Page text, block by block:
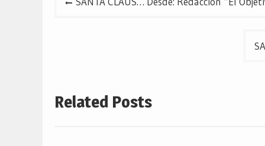
Related Posts